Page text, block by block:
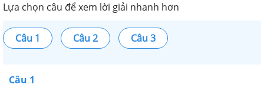
Lựa chọn câu để xem lời giải nhanh hơn
Câu 1 Câu 2 Câu 3
Câu 1